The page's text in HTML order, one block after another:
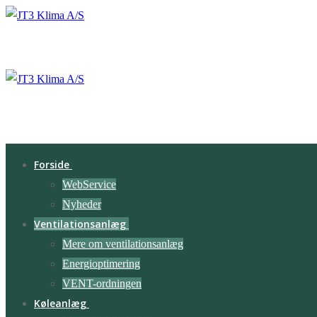
Spring
Menu
Luk
Forside
WebService
Nyheder
Ventilationsanlæg
Mere om ventilationsanlæg
Energioptimering
VENT-ordningen
Køleanlæg